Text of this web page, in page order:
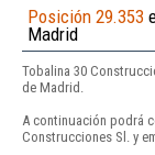
Posición 29.353
Madrid
Tobalina 30
de Madrid.
A continuación podrá
Construcciones Sl. y